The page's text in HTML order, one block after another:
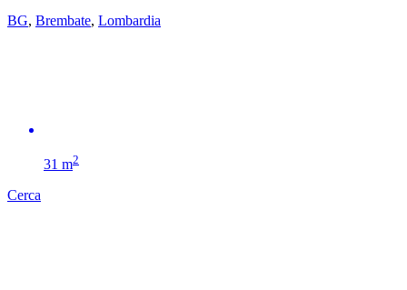
BG, Brembate, Lombardia
31 m2
Cerca